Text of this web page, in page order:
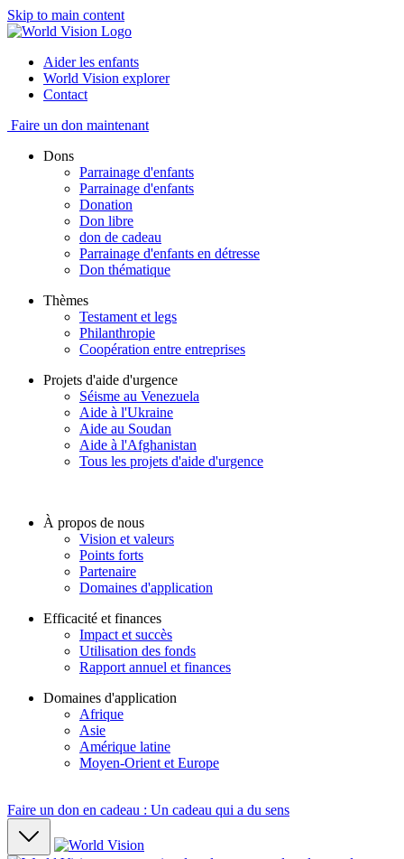
Skip to main content
Aider les enfants
World Vision explorer
Contact
Faire un don maintenant
Dons
Parrainage d'enfants
Parrainage d'enfants
Donation
Don libre
don de cadeau
Parrainage d'enfants en détresse
Don thématique
Thèmes
Testament et legs
Philanthropie
Coopération entre entreprises
Projets d'aide d'urgence
Séisme au Venezuela
Aide à l'Ukraine
Aide au Soudan
Aide à l'Afghanistan
Tous les projets d'aide d'urgence
À propos de nous
Vision et valeurs
Points forts
Partenaire
Domaines d'application
Efficacité et finances
Impact et succès
Utilisation des fonds
Rapport annuel et finances
Domaines d'application
Afrique
Asie
Amérique latine
Moyen-Orient et Europe
Faire un don en cadeau : Un cadeau qui a du sens